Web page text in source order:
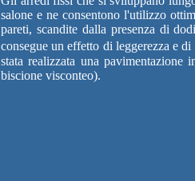
salone e ne consentono l'utilizzo
pareti, scandite dalla presenza di
consegue un effetto di leggerezza e
stata realizzata una
biscione visconteo).